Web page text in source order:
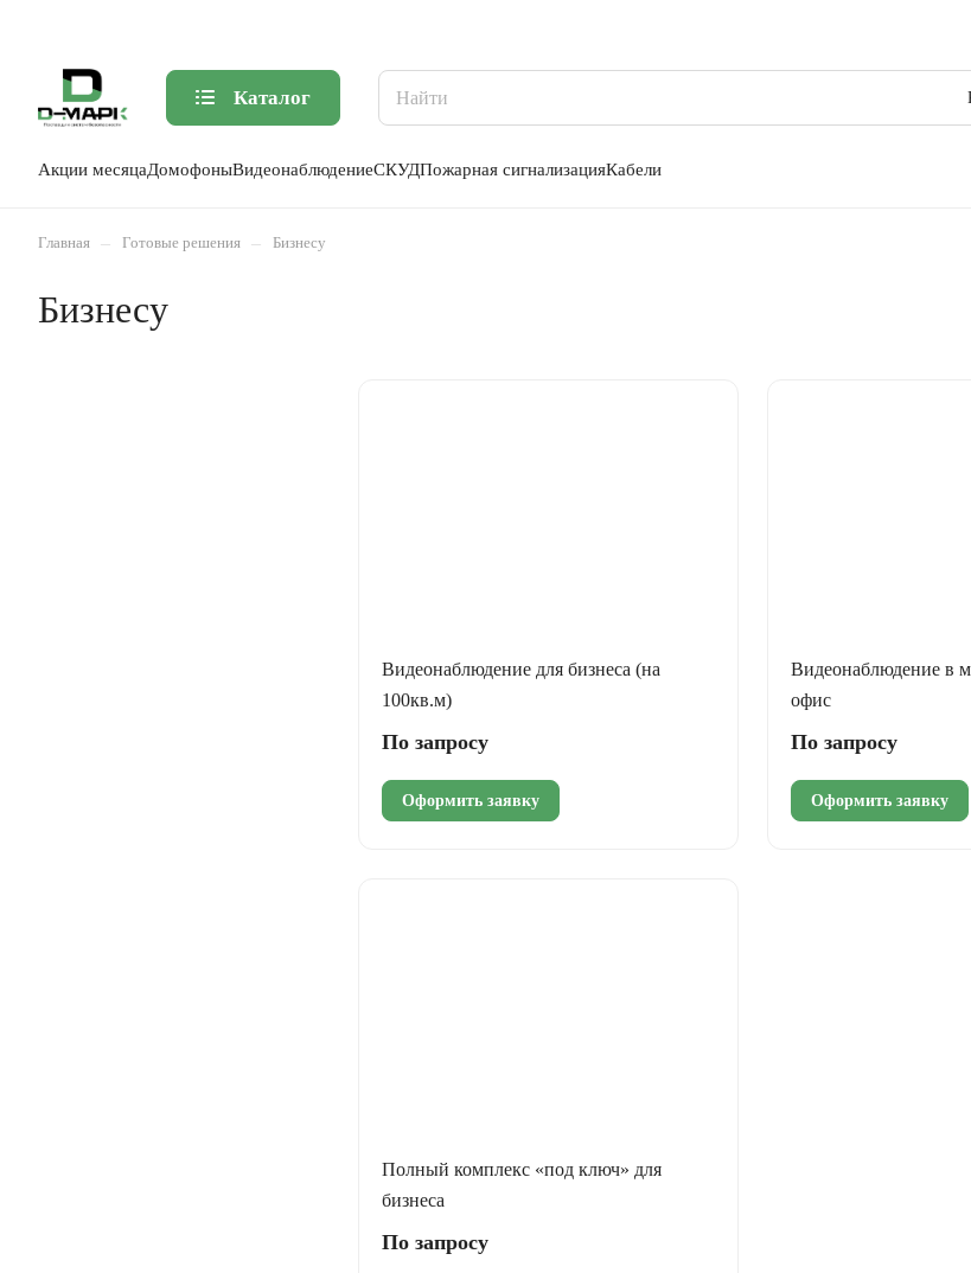
Каталог
Акции месяцаДомофоныВидеонаблюдениеСКУДПожарная сигнализацияКабели
Главная – Готовые решения – Бизнесу
Бизнесу
Видеонаблюдение для бизнеса (на
100кв.м)
По запросу
Оформить заявку
Видеонаблюдение в
офис
По запросу
Оформить заявку
Полный комплекс «под ключ» для
бизнеса
По запросу